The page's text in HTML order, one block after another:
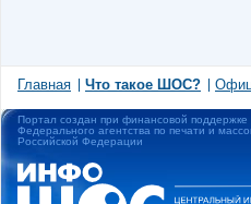
Главная Что такое ШОС?
Портал создан при финансовой поддержке
Федерального агентства по печати и
Российской Федерации